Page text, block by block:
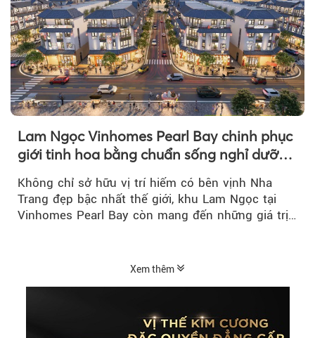
Lam Ngọc Vinhomes Pearl Bay chinh phục
giới tinh hoa bằng chuẩn sống nghỉ dưỡng
ven biển riêng tư, tiện nghi
Không chỉ sở hữu vị trí hiếm có bên vịnh Nha
Trang đẹp bậc nhất thế giới, khu Lam Ngọc tại
Vinhomes Pearl Bay còn mang đến những giá trị
Xem thêm